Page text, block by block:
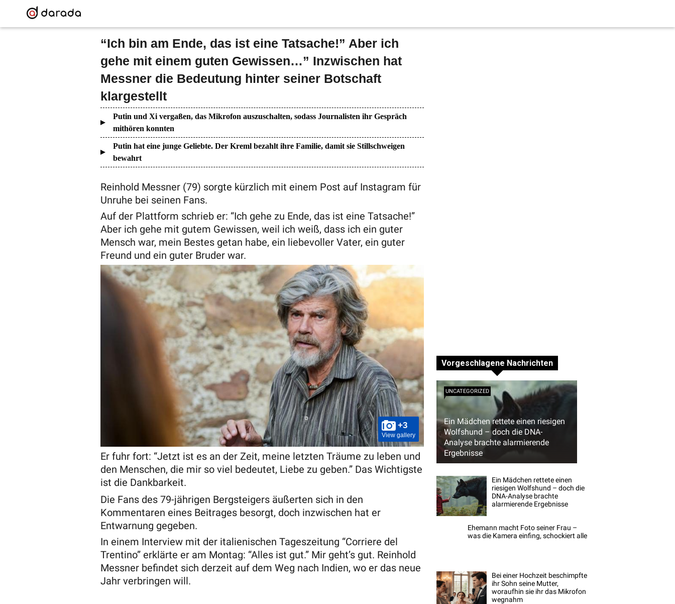
“Ich bin am Ende, das ist eine Tatsache!” Aber ich
gehe mit einem guten Gewissen…” Inzwischen hat
Messner die Bedeutung hinter seiner Botschaft
klargestellt
Putin und Xi vergaßen, das Mikrofon auszuschalten, sodass Journalisten ihr Gespräch
mithören konnten
Putin hat eine junge Geliebte. Der Kreml bezahlt ihre Familie, damit sie Stillschweigen
bewahrt
Reinhold Messner (79) sorgte kürzlich mit einem Post auf Instagram für
Unruhe bei seinen Fans.
Auf der Plattform schrieb er: “Ich gehe zu Ende, das ist eine Tatsache!”
Aber ich gehe mit gutem Gewissen, weil ich weiß, dass ich ein guter
Mensch war, mein Bestes getan habe, ein liebevoller Vater, ein guter
Freund und ein guter Bruder war.
+3
View gallery
Er fuhr fort: “Jetzt ist es an der Zeit, meine letzten Träume zu leben und
den Menschen, die mir so viel bedeutet, Liebe zu geben.” Das Wichtigste
ist die Dankbarkeit.
Die Fans des 79-jährigen Bergsteigers äußerten sich in den
Kommentaren eines Beitrages besorgt, doch inzwischen hat er
Entwarnung gegeben.
In einem Interview mit der italienischen Tageszeitung “Corriere del
Trentino” erklärte er am Montag: “Alles ist gut.” Mir geht’s gut. Reinhold
Messner befindet sich derzeit auf dem Weg nach Indien, wo er das neue
Jahr verbringen will.
Vorgeschlagene Nachrichten
Ein Mädchen rettete einen riesigen
Wolfshund – doch die DNA-
Analyse brachte alarmierende
Ergebnisse
UNCATEGORIZED
Ein Mädchen rettete einen
riesigen Wolfshund – doch die
DNA-Analyse brachte
alarmierende Ergebnisse
Ehemann macht Foto seiner Frau –
was die Kamera einfing, schockiert alle
Bei einer Hochzeit beschimpfte
ihr Sohn seine Mutter,
woraufhin sie ihr das Mikrofon
wegnahm